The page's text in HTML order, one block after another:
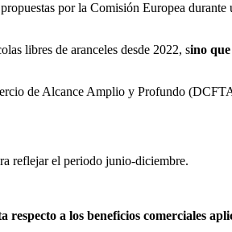
por la Comisión Europea durante
libres de aranceles desde 2022, sino
de Alcance Amplio y Profundo
reflejar el periodo junio-diciembre.
a los beneficios comerciales